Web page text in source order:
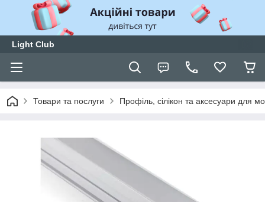
Light Club
Товари та послуги Профіль, сілікон та аксесуари для